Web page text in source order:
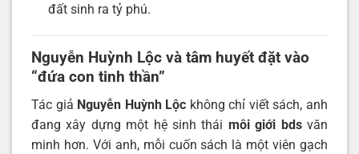
đất sinh ra tỷ phú.
Nguyễn Huỳnh Lộc và tâm huyết đặt vào
“đứa con tinh thần”
Tác giả Nguyễn Huỳnh Lộc không chỉ viết sách, anh
đang xây dựng một hệ sinh thái môi giới bdsvăn
minh hơn. Với anh, mỗi cuốn sách là một viên gạch